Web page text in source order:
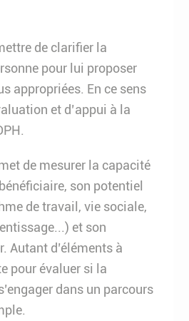
de clarifier la
pour lui proposer
appropriées. En ce sens
et d’appui à la
de mesurer la capacité
son potentiel
de travail, vie sociale,
et son
Autant d’éléments à
pour évaluer si la
dans un parcours